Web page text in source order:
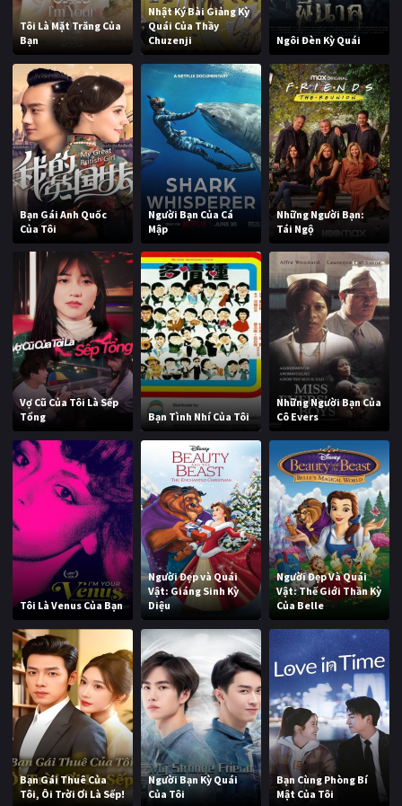
Tôi Là Mặt Trăng Của
Bạn
Nhật Ký Bài Giảng Kỳ
Quái Của Thầy
Chuzenji
Ngôi Đèn Kỳ Quái
Bạn Gái Anh Quốc
Của Tôi
Người Bạn Của Cá
Mập
Những Người Bạn:
Tái Ngộ
Vợ Cũ Của Tôi Là Sếp
Tổng
Bạn Tình Nhí Của Tôi
Những Người Bạn Của
Cô Evers
Tôi Là Venus Của Bạn
Người Đẹp và Quái
Vật: Giáng Sinh Kỳ
Diệu
Người Đẹp Và Quái
Vật: Thế Giới Thần Kỳ
Của Belle
Bạn Gái Thuê Của
Tôi, Ôi Trời Ơi Là Sếp!
Người Bạn Kỳ Quái
Của Tôi
Bạn Cùng Phòng Bí
Mật Của Tôi